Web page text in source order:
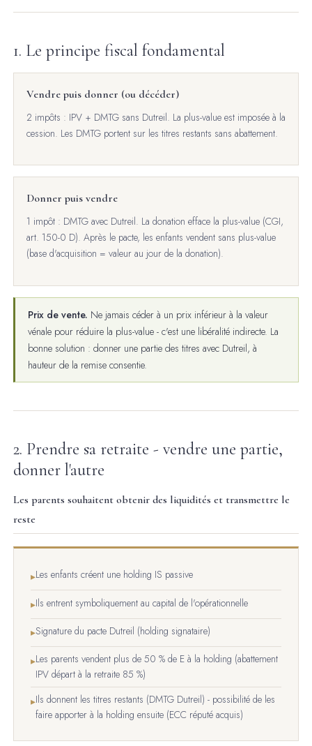
1. Le principe fiscal fondamental
Vendre puis donner (ou décéder)
2 impôts : IPV + DMTG sans Dutreil. La plus-value est imposée à la
cession. Les DMTG portent sur les titres restants sans abattement.
Donner puis vendre
1 impôt : DMTG avec Dutreil. La donation efface la plus-value (CGI,
art. 150-0 D). Après le pacte, les enfants vendent sans plus-value
(base d'acquisition = valeur au jour de la donation).
Prix de vente. Ne jamais céder à un prix inférieur à la valeur
vénale pour réduire la plus-value - c'est une libéralité indirecte. La
bonne solution : donner une partie des titres avec Dutreil, à
hauteur de la remise consentie.
2. Prendre sa retraite - vendre une partie,
donner l'autre
Les parents souhaitent obtenir des liquidités et transmettre le
reste
▸Les enfants créent une holding IS passive
▸Ils entrent symboliquement au capital de l'opérationnelle
▸Signature du pacte Dutreil (holding signataire)
▸Les parents vendent plus de 50 % de E à la holding (abattement
IPV départ à la retraite 85 %)
▸Ils donnent les titres restants (DMTG Dutreil) - possibilité de les
faire apporter à la holding ensuite (ECC réputé acquis)